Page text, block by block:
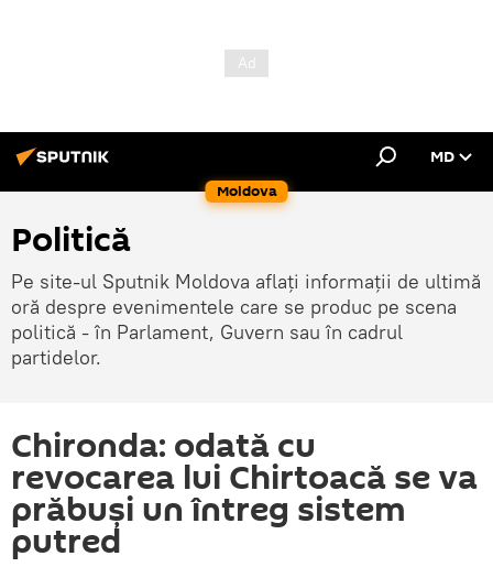
Moldova
MD
Politică
Pe site-ul Sputnik Moldova aflați informații de ultimă
oră despre evenimentele care se produc pe scena
politică - în Parlament, Guvern sau în cadrul
partidelor.
Chironda: odată cu
revocarea lui Chirtoacă se va
prăbuși un întreg sistem
putred